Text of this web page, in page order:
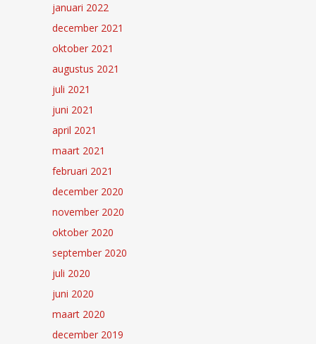
januari 2022
december 2021
oktober 2021
augustus 2021
juli 2021
juni 2021
april 2021
maart 2021
februari 2021
december 2020
november 2020
oktober 2020
september 2020
juli 2020
juni 2020
maart 2020
december 2019